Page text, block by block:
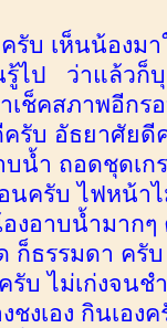
ครับ เห็นน้องม
ไป ว่าแล้วก็บุ
เช็คสภาพอีก
รับ อัธยาศัยดี
น้ำ ถอดชุดเก
นครับ ไฟหน้า
องอาบน้ำมาก
ธรรมดา ครับ
รับ ไม่เก่งจน
ชงเอง กินเอง